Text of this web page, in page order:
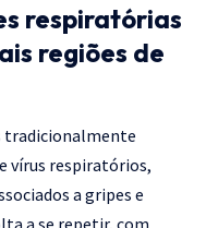
respiratórias
regiões de
tradicionalmente
vírus respiratórios,
a gripes e
a se repetir, com